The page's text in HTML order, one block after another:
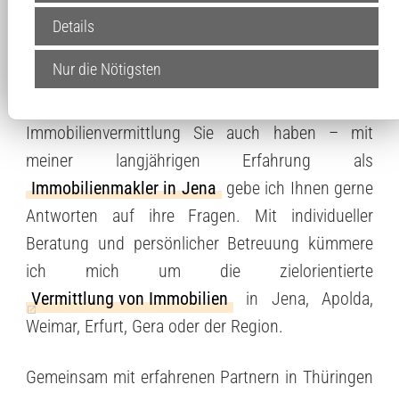
Wie kann mir ein Makler helfen?
Wann lohnt sich ein Eigenheim und was
muss dabei alles beachtet werden?
Immobilienvermittlung Sie auch haben – mit
meiner langjährigen Erfahrung als
Immobilienmakler in Jena gebe ich Ihnen gerne
Antworten auf ihre Fragen. Mit individueller
Beratung und persönlicher Betreuung kümmere
ich mich um die zielorientierte
Vermittlung von Immobilien in Jena, Apolda,
Weimar, Erfurt, Gera oder der Region.
Gemeinsam mit erfahrenen Partnern in Thüringen
Details
Nur die Nötigsten